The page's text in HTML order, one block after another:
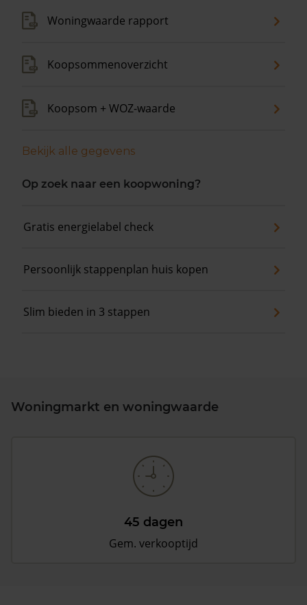
Woningwaarde rapport
Koopsommenoverzicht
Koopsom + WOZ-waarde
Bekijk alle gegevens
Op zoek naar een koopwoning?
Gratis energielabel check
Persoonlijk stappenplan huis kopen
Slim bieden in 3 stappen
Woningmarkt en woningwaarde
45 dagen
Gem. verkooptijd